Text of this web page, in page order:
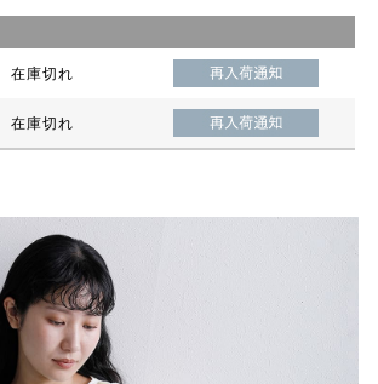
在庫切れ
在庫切れ